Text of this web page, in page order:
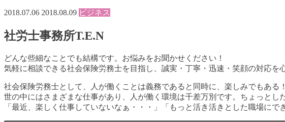
2018.07.06 2018.08.09 ビジネス
社労士事務所T.E.N
どんな些細なことでも結構です。お悩みをお聞かせください！
気軽に相談できる社会保険労務士を目指し、誠実・丁寧・迅速・笑顔の対応を
社会保険労務士として、人が働くことは義務であると同時に、楽しみでもあ
世の中にはさまざまな仕事があり、人が働く環境は千差万別です。ちょっとし
「最近、楽しく仕事していないなぁ・・・」「もっと活き活きとした職場に